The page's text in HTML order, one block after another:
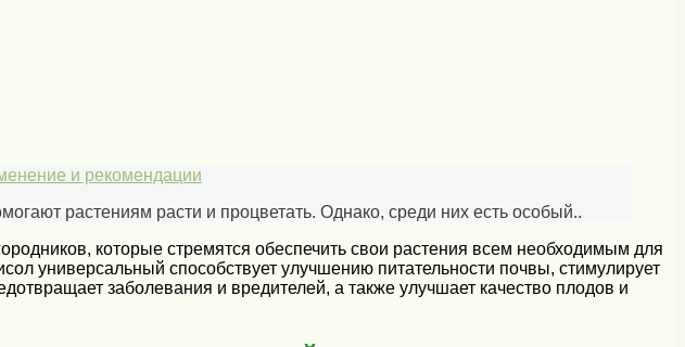
и рекомендации
растениям расти и процветать. Однако, среди них есть особый..
которые стремятся обеспечить свои растения всем необходимым для
универсальный способствует улучшению питательности почвы, стимулирует
заболевания и вредителей, а также улучшает качество плодов и